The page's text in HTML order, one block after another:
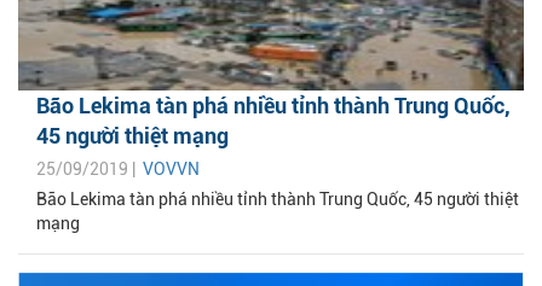
Bão Lekima tàn phá nhiều tỉnh thành Trung Quốc,
45 người thiệt mạng
25/09/2019 | VOVVN
Bão Lekima tàn phá nhiều tỉnh thành Trung Quốc, 45 người thiệt
mạng